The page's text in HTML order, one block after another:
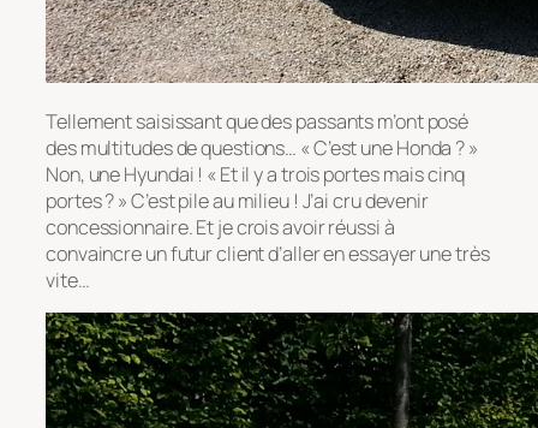
Tellement saisissant que des passants m’ont posé
des multitudes de questions… « C’est une Honda ? »
Non, une Hyundai ! « Et il y a trois portes mais cinq
portes ? » C’est pile au milieu ! J’ai cru devenir
concessionnaire. Et je crois avoir réussi à
convaincre un futur client d’aller en essayer une très
vite…